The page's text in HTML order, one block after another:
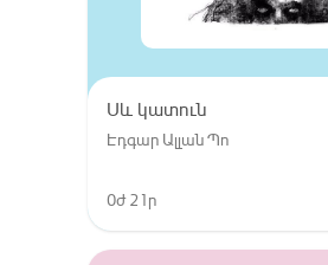
Սև կատուն
Էդգար Ալլան Պո
0ժ 21ր